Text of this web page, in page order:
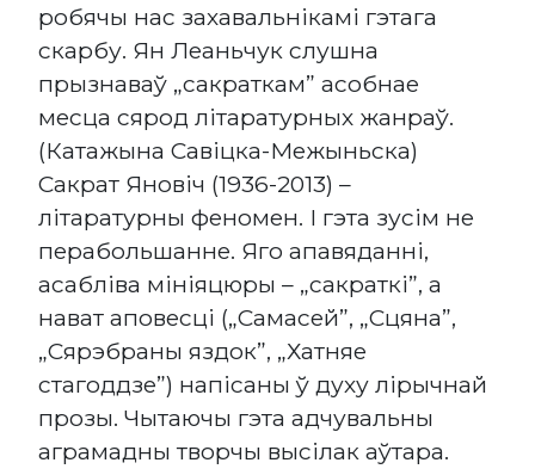
робячы нас захавальнікамі гэтага
скарбу. Ян Леаньчук слушна
прызнаваў „сакраткам” асобнае
месца сярод літаратурных жанраў.
(Катажына Савіцка-Межыньска)
Сакрат Яновіч (1936-2013) –
літаратурны феномен. І гэта зусім не
перабольшанне. Яго апавяданні,
асабліва мініяцюры – „сакраткі”, а
нават аповесці („Самасей”, „Сцяна”,
„Сярэбраны яздок”, „Хатняе
стагоддзе”) напісаны ў духу лірычнай
прозы. Чытаючы гэта адчувальны
аграмадны творчы высілак аўтара.